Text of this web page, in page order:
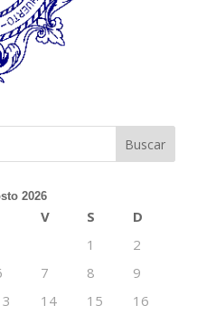
2026
V S
D
1
2
7 8
9
14 15
16